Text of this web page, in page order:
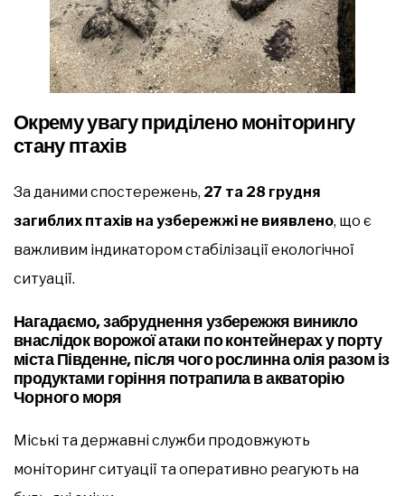
Окрему увагу приділено моніторингу
стану птахів
За даними спостережень, 27 та 28 грудня
загиблих птахів на узбережжі не виявлено, що є
важливим індикатором стабілізації екологічної
ситуації.
Нагадаємо, забруднення узбережжя виникло
внаслідок ворожої атаки по контейнерах у порту
міста Південне, після чого рослинна олія разом із
продуктами горіння потрапила в акваторію
Чорного моря
Міські та державні служби продовжують
моніторинг ситуації та оперативно реагують на